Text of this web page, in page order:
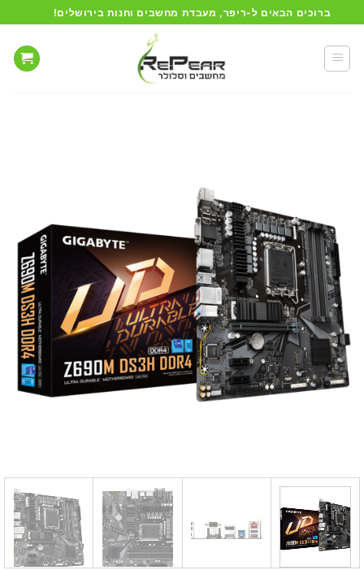
to
content
ברוכים הבאים ל-ריפר, מעבדת מחשבים וחנות בירושלים!